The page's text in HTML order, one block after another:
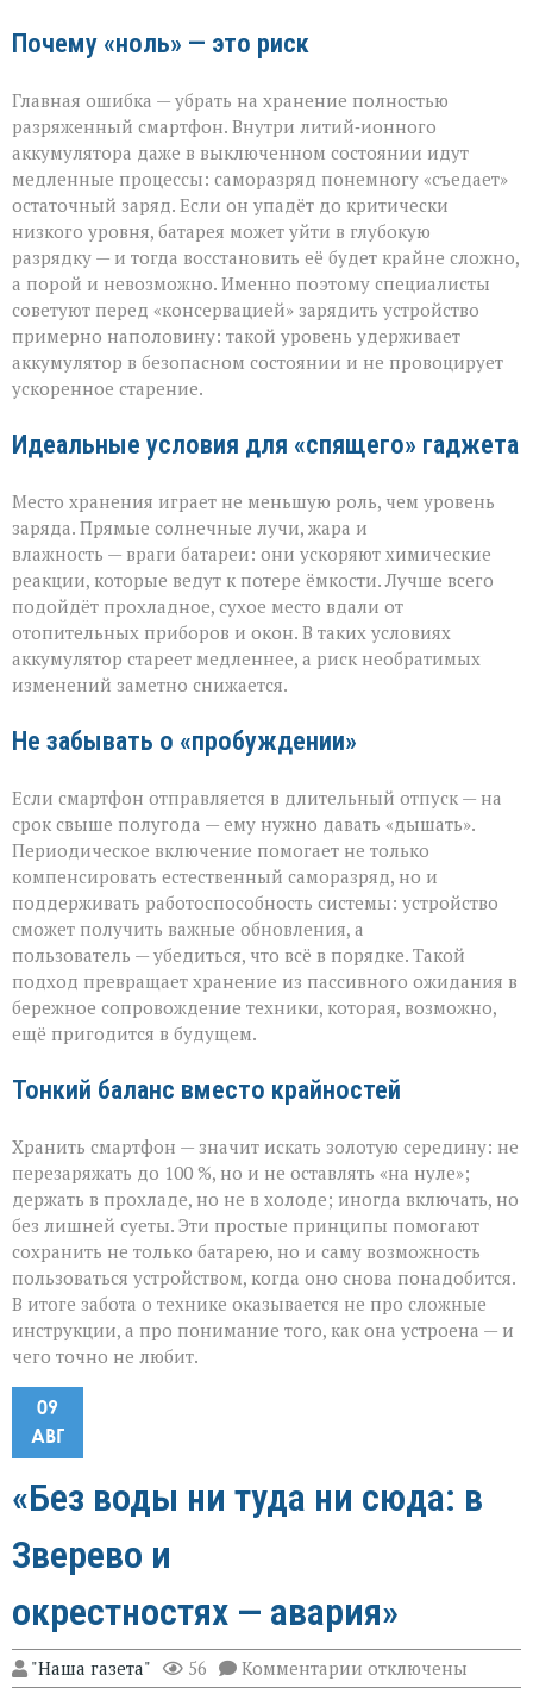
Почему «ноль» — это риск
Главная ошибка — убрать на хранение полностью
разряженный смартфон. Внутри литий‑ионного
аккумулятора даже в выключенном состоянии идут
медленные процессы: саморазряд понемногу «съедает»
остаточный заряд. Если он упадёт до критически
низкого уровня, батарея может уйти в глубокую
разрядку — и тогда восстановить её будет крайне сложно,
а порой и невозможно. Именно поэтому специалисты
советуют перед «консервацией» зарядить устройство
примерно наполовину: такой уровень удерживает
аккумулятор в безопасном состоянии и не провоцирует
ускоренное старение.
Идеальные условия для «спящего» гаджета
Место хранения играет не меньшую роль, чем уровень
заряда. Прямые солнечные лучи, жара и
влажность — враги батареи: они ускоряют химические
реакции, которые ведут к потере ёмкости. Лучше всего
подойдёт прохладное, сухое место вдали от
отопительных приборов и окон. В таких условиях
аккумулятор стареет медленнее, а риск необратимых
изменений заметно снижается.
Не забывать о «пробуждении»
Если смартфон отправляется в длительный отпуск — на
срок свыше полугода — ему нужно давать «дышать».
Периодическое включение помогает не только
компенсировать естественный саморазряд, но и
поддерживать работоспособность системы: устройство
сможет получить важные обновления, а
пользователь — убедиться, что всё в порядке. Такой
подход превращает хранение из пассивного ожидания в
бережное сопровождение техники, которая, возможно,
ещё пригодится в будущем.
Тонкий баланс вместо крайностей
Хранить смартфон — значит искать золотую середину: не
перезаряжать до 100 %, но и не оставлять «на нуле»;
держать в прохладе, но не в холоде; иногда включать, но
без лишней суеты. Эти простые принципы помогают
сохранить не только батарею, но и саму возможность
пользоваться устройством, когда оно снова понадобится.
В итоге забота о технике оказывается не про сложные
инструкции, а про понимание того, как она устроена — и
чего точно не любит.
09
АВГ
«Без воды ни туда ни сюда: в
Зверево и
окрестностях — авария»
"Наша газета" 56 Комментарии к
записи
отключены